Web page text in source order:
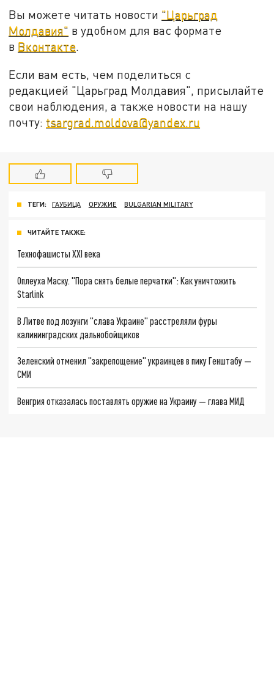
Вы можете читать новости "Царьград
Молдавия" в удобном для вас формате
в Вконтакте.
Если вам есть, чем поделиться с
редакцией "Царьград Молдавия", присылайте
свои наблюдения, а также новости на нашу
почту: tsargrad.moldova@yandex.ru
ТЕГИ: ГАУБИЦА ОРУЖИЕ BULGARIAN MILITARY
ЧИТАЙТЕ ТАКЖЕ:
Технофашисты XXI века
Оплеуха Маску. "Пора снять белые перчатки": Как уничтожить
Starlink
В Литве под лозунги "слава Украине" расстреляли фуры
калининградских дальнобойщиков
Зеленский отменил "закрепощение" украинцев в пику Генштабу —
СМИ
Венгрия отказалась поставлять оружие на Украину — глава МИД